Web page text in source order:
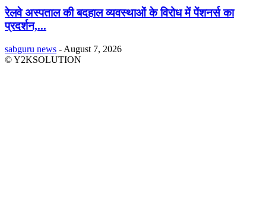
रेलवे अस्पताल की बदहाल व्यवस्थाओं के विरोध में पेंशनर्स का
प्रदर्शन,...
sabguru news - August 7, 2026
© Y2KSOLUTION